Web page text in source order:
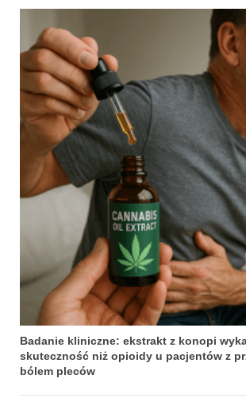
Badanie kliniczne: ekstrakt z konopi
skuteczność niż opioidy u pacjentów z
bólem pleców